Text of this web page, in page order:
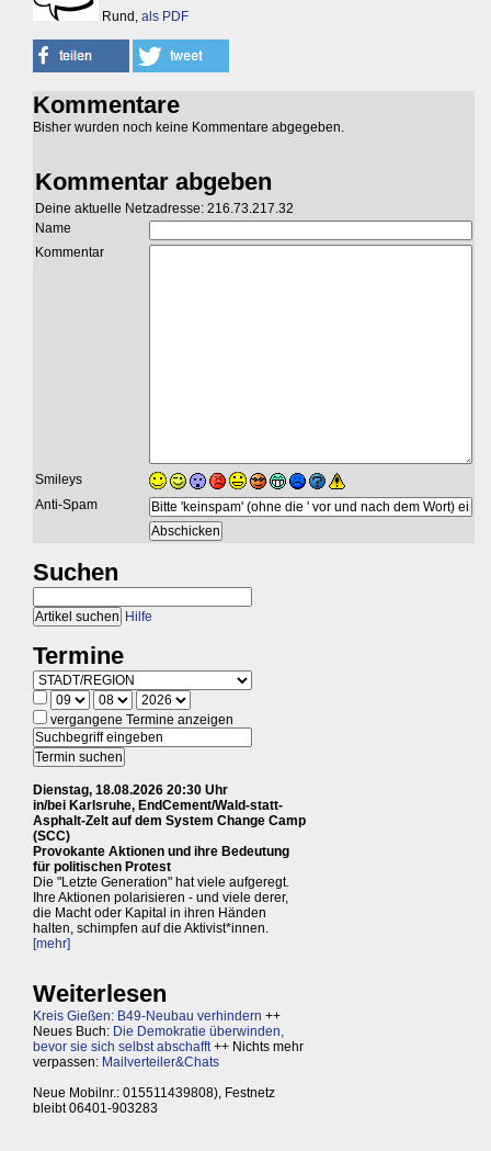
Rund, als PDF
Kommentare
Bisher wurden noch keine Kommentare abgegeben.
Kommentar abgeben
Deine aktuelle Netzadresse: 216.73.217.32
Name
Kommentar
Smileys
Anti-Spam
Suchen
Hilfe
Termine
vergangene Termine anzeigen
Dienstag, 18.08.2026 20:30 Uhr
in/bei Karlsruhe, EndCement/Wald-statt-
Asphalt-Zelt auf dem System Change Camp
(SCC)
Provokante Aktionen und ihre Bedeutung
für politischen Protest
Die "Letzte Generation" hat viele aufgeregt.
Ihre Aktionen polarisieren - und viele derer,
die Macht oder Kapital in ihren Händen
halten, schimpfen auf die Aktivist*innen.
[mehr]
Weiterlesen
Kreis Gießen: B49-Neubau verhindern ++
Neues Buch: Die Demokratie überwinden,
bevor sie sich selbst abschafft++ Nichts mehr
verpassen: Mailverteiler&Chats
Neue Mobilnr.: 015511439808), Festnetz
bleibt 06401-903283